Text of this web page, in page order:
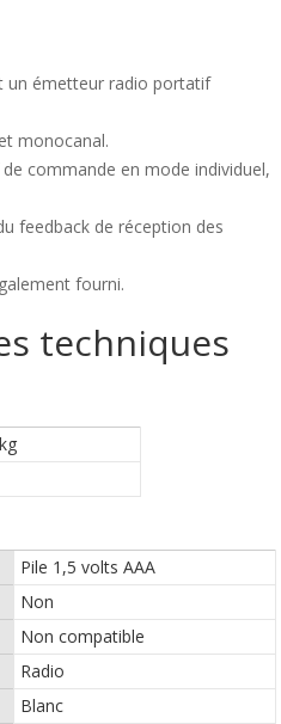
un émetteur radio portatif
monocanal.
commande en mode individuel,
feedback de réception des
fourni.
techniques
Pile 1,5 volts AAA
Non
Non compatible
Radio
Blanc